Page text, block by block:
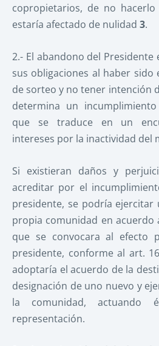
copropietarios, de no
estaría afectado de nulidad 3.
2.- El abandono del
sus obligaciones al haber sido
de sorteo y no tener intención
determina un
que se traduce en un
intereses por la inactividad del
Si existieran daños y
acreditar por el
presidente, se podría ejercitar
propia comunidad en acuerdo
que se convocara al efecto
presidente, conforme al art.
adoptaría el acuerdo de la
designación de uno nuevo y
la comunidad,
representación.